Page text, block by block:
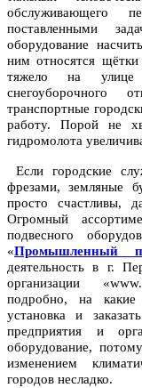
обслуживающего
поставленными
оборудование
ним относятся
тяжело на улице
снегоуборочного
транспортные
работу. Порой не
гидромолота
Если городские
фрезами, земляные
просто счастливы,
Огромный
подвесного
«Промышленный
деятельность в г.
организации
подробно, на
установка и
предприятия и
оборудование,
изменением
городов несладко.